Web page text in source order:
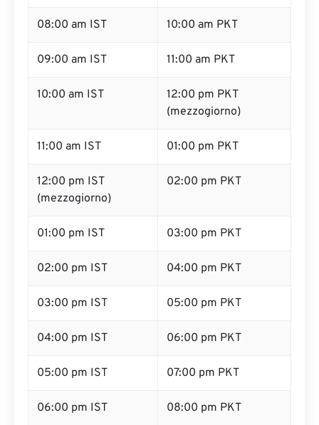
08:00 am IST 10:00 am PKT
09:00 am IST 11:00 am PKT
10:00 am IST
12:00 pm PKT
(mezzogiorno)
11:00 am IST 01:00 pm PKT
12:00 pm IST
(mezzogiorno)
02:00 pm PKT
01:00 pm IST 03:00 pm PKT
02:00 pm IST 04:00 pm PKT
03:00 pm IST 05:00 pm PKT
04:00 pm IST 06:00 pm PKT
05:00 pm IST 07:00 pm PKT
06:00 pm IST 08:00 pm PKT